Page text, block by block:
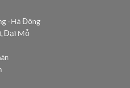
-Hà Đông
Đại Mỗ